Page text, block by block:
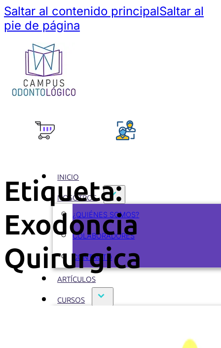
Saltar al contenido principalSaltar al
pie de página
INICIO
NOSOTROS
¿QUIÉNES SOMOS?
COLABORADORES
CONTACTO
ARTÍCULOS
CURSOS
Etiqueta:
Exodoncia
Quirurgica